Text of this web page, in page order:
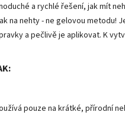
a rychlé řešení, jak mít
na nehty - ne gelovou
a pečlivě je aplikovat. K
pouze na krátké, přírodní